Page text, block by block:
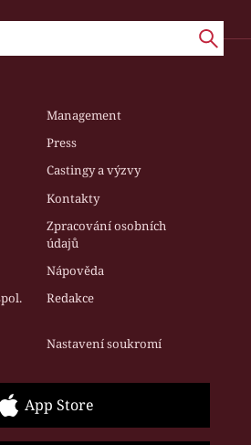
Management
Press
Castingy a výzvy
Kontakty
Zpracování osobních
údajů
Nápověda
Redakce
Nastavení soukromí
App Store